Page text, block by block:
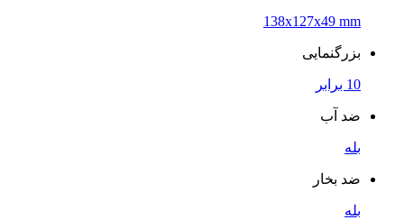
138x127x49 mm
بزرگنمایی
10 برابر
ضد آب
بله
ضد بخار
بله